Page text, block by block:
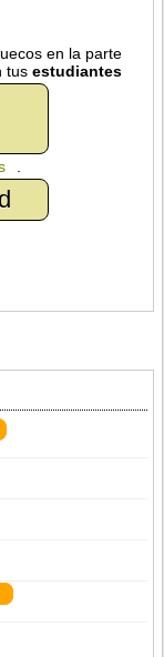
en la parte
tusestudiantes